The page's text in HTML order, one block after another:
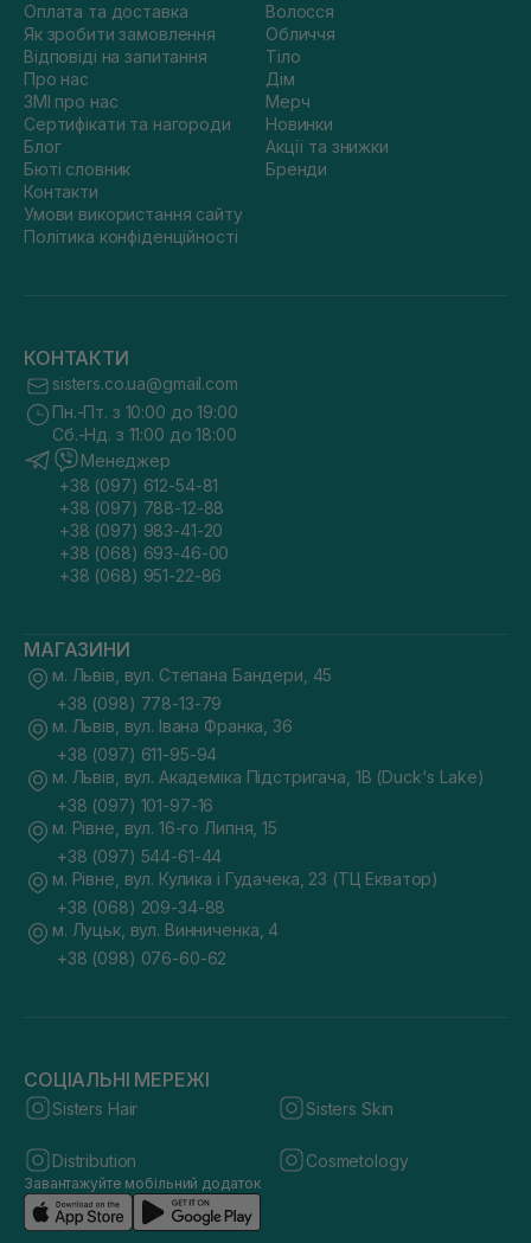
Оплата та доставка
Як зробити замовлення
Відповіді на запитання
Про нас
ЗМІ про нас
Сертифікати та нагороди
Блог
Бюті словник
Контакти
Умови використання сайту
Політика конфіденційності
Волосся
Обличчя
Тіло
Дім
Мерч
Новинки
Акції та знижки
Бренди
КОНТАКТИ
sisters.co.ua@gmail.com
Пн.-Пт. з 10:00 до 19:00
Сб.-Нд. з 11:00 до 18:00
Менеджер
+38 (097) 612-54-81
+38 (097) 788-12-88
+38 (097) 983-41-20
+38 (068) 693-46-00
+38 (068) 951-22-86
МАГАЗИНИ
м. Львів, вул. Степана Бандери, 45
+38 (098) 778-13-79
м. Львів, вул. Івана Франка, 36
+38 (097) 611-95-94
м. Львів, вул. Академіка Підстригача, 1В (Duck's Lake)
+38 (097) 101-97-16
м. Рівне, вул. 16-го Липня, 15
+38 (097) 544-61-44
м. Рівне, вул. Кулика і Гудачека, 23 (ТЦ Екватор)
+38 (068) 209-34-88
м. Луцьк, вул. Винниченка, 4
+38 (098) 076-60-62
СОЦІАЛЬНІ МЕРЕЖІ
Sisters Hair Sisters Skin
Distribution Cosmetology
Завантажуйте мобільний додаток